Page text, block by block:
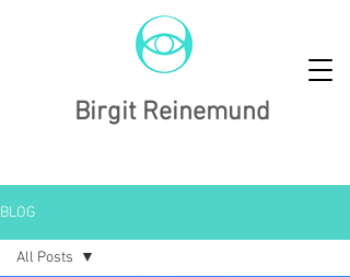
Birgit Reinemund
BLOG
All Posts